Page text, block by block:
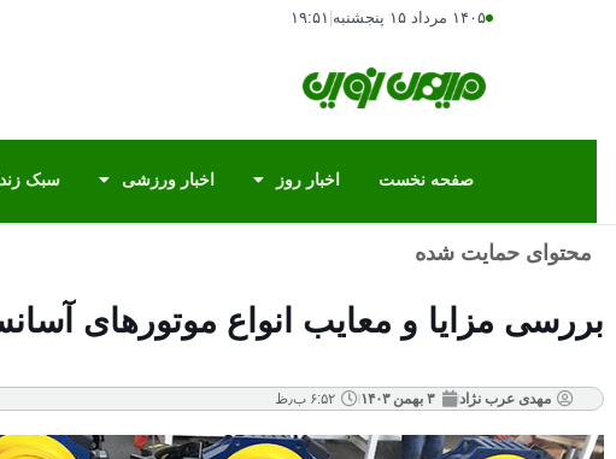
۱۴۰۵ مرداد ۱۵ پنجشنبه ۱۹:۵۱
صفحه نخست اخبار روز اخبار ورزشی سبک
محتوای حمایت شده
بررسی مزایا و معایب انواع موتورهای
مهدی عرب نژاد ۳ بهمن ۱۴۰۳ ۶:۵۲ ب٫ظ